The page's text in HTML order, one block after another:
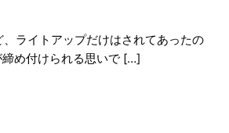
ライトアップだけはされてあったの
め付けられる思いで […]